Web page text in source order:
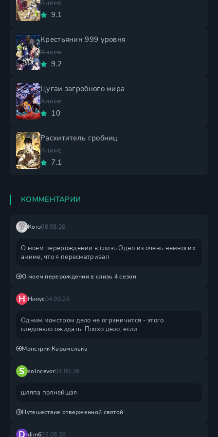
Аниме
9.1
Крестьянин 999 уровня
Аниме
9.2
Цугаи загробного мира
Аниме
10
Расхититель гробниц
Аниме
7.1
КОММЕНТАРИИ
Котэ08.08.26
О моем перерождении в слизь Одно из очень немногих
аниме, что я пересматривал
О моем перерождении в слизь 4 сезон
Н Никус04.08.26
Одним монстром дело не ограничится - этого
следовало ожидать. Плохо дело, если
Монстрик Карамелька
S solncevor04.08.26
шляпа полнейшая
Путешествие отверженной святой
D dim603.08.26